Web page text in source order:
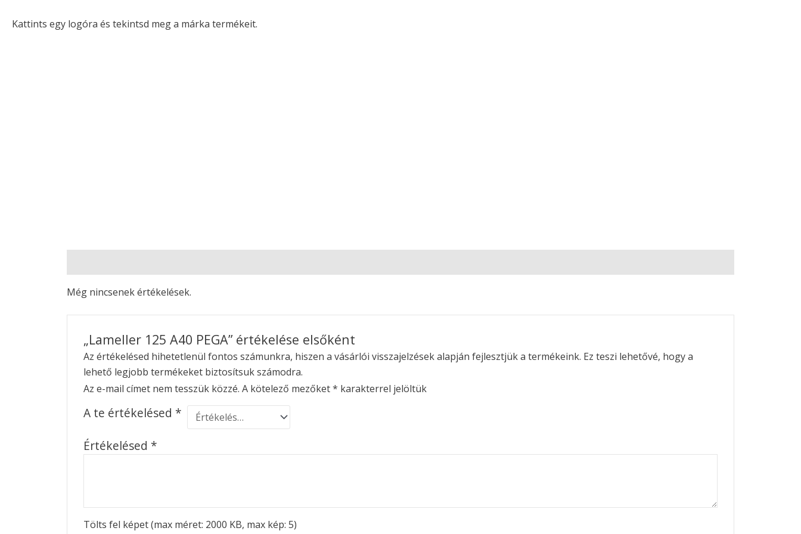
Kattints egy logóra és tekintsd meg a márka termékeit.
Még nincsenek értékelések.
„Lameller 125 A40 PEGA” értékelése elsőként
Az értékelésed hihetetlenül fontos számunkra, hiszen a vásárlói visszajelzések alapján fejlesztjük a termékeink. Ez teszi lehetővé, hogy a
lehető legjobb termékeket biztosítsuk számodra.
Az e-mail címet nem tesszük közzé. A kötelező mezőket* karakterrel jelöltük
A te értékelésed *
Értékelésed *
Tölts fel képet (max méret: 2000 KB, max kép: 5)